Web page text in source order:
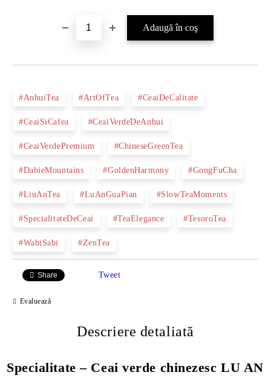
#AnhuiTea #ArtOfTea #CeaiDeCalitate
#CeaiSiCafea #CeaiVerdeDeAnhui
#CeaiVerdePremium #ChineseGreenTea
#DabieMountains #GoldenHarmony #GongFuCha
#LiuAnTea #LuAnGuaPian #SlowTeaMoments
#SpecialitateDeCeai #TeaElegance #TesoroTea
#WabiSabi #ZenTea
Share Tweet
Evaluează
Descriere detaliată
Specialitate – Ceai verde chinezesc LU AN